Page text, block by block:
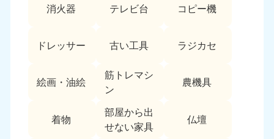
消火器 テレビ台 コピー機
ドレッサー 古い工具 ラジカセ
絵画・油絵
筋トレマシ
ン
農機具
着物
部屋から出
せない家具
仏壇
9:00〜19:00 年中無休 9:00〜19:00 年中無休
島根県
050-1881-5145
四国